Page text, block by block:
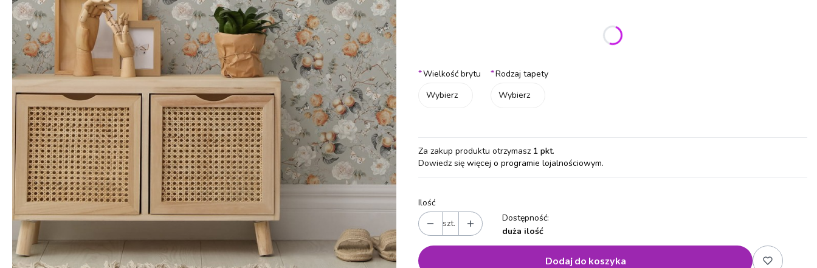
*Wielkość brytu
Wybierz
*Rodzaj tapety
Wybierz
Za zakup produktu otrzymasz 1 pkt.
Dowiedz się więcej o programie lojalnościowym.
Ilość
szt.
Dostępność:
duża ilość
Dodaj do koszyka